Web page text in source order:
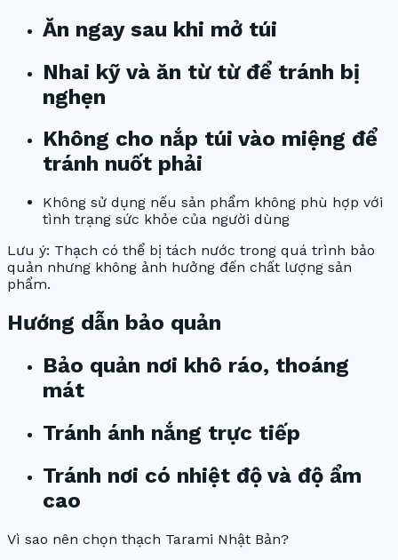
Ăn ngay sau khi mở túi
Nhai kỹ và ăn từ từ để tránh bị
nghẹn
Không cho nắp túi vào miệng để
tránh nuốt phải
Không sử dụng nếu sản phẩm không phù hợp với
tình trạng sức khỏe của người dùng
Lưu ý: Thạch có thể bị tách nước trong quá trình bảo
quản nhưng không ảnh hưởng đến chất lượng sản
phẩm.
Hướng dẫn bảo quản
Bảo quản nơi khô ráo, thoáng
mát
Tránh ánh nắng trực tiếp
Tránh nơi có nhiệt độ và độ ẩm
cao
Vì sao nên chọn thạch Tarami Nhật Bản?